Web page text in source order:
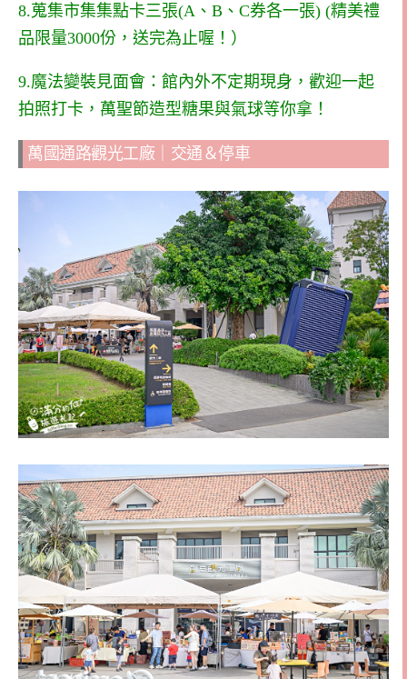
8.蒐集市集集點卡三張(A、B、C券各一張) (精美禮
品限量3000份，送完為止喔！）
9.魔法變裝見面會：館內外不定期現身，歡迎一起
拍照打卡，萬聖節造型糖果與氣球等你拿！
萬國通路觀光工廠｜交通＆停車